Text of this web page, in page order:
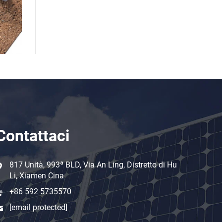
817 Unità, 993ª BLD, Via An Ling, Distretto di Hu
Li, Xiamen Cina
+86 592 5735570
[email protected]